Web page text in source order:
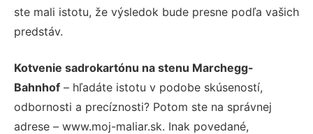
ste mali istotu, že výsledok bude presne podľa vašich
predstáv.
Kotvenie sadrokartónu na stenu Marchegg-
Bahnhof – hľadáte istotu v podobe skúseností,
odbornosti a precíznosti? Potom ste na správnej
adrese – www.moj-maliar.sk. Inak povedané,